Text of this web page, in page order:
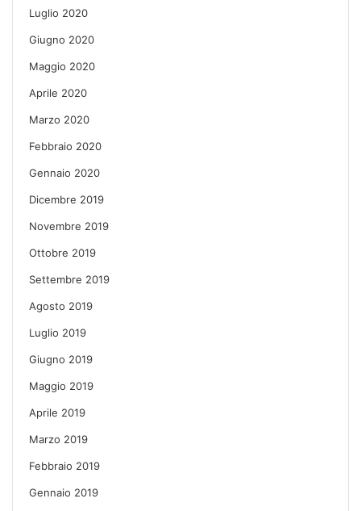
Luglio 2020
Giugno 2020
Maggio 2020
Aprile 2020
Marzo 2020
Febbraio 2020
Gennaio 2020
Dicembre 2019
Novembre 2019
Ottobre 2019
Settembre 2019
Agosto 2019
Luglio 2019
Giugno 2019
Maggio 2019
Aprile 2019
Marzo 2019
Febbraio 2019
Gennaio 2019